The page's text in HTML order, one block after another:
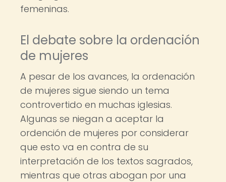
femeninas.
El debate sobre la ordenación
de mujeres
A pesar de los avances, la ordenación
de mujeres sigue siendo un tema
controvertido en muchas iglesias.
Algunas se niegan a aceptar la
ordención de mujeres por considerar
que esto va en contra de su
interpretación de los textos sagrados,
mientras que otras abogan por una